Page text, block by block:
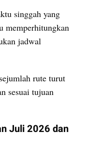
singgah yang
memperhitungkan
jadwal
rute turut
sesuai tujuan
Juli 2026 dan